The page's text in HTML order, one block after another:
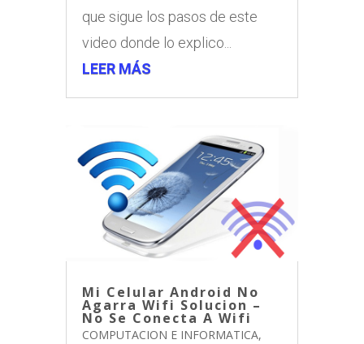
que sigue los pasos de este
video donde lo explico...
LEER MÁS
Mi Celular Android No
Agarra Wifi Solucion –
No Se Conecta A Wifi
COMPUTACION E INFORMATICA,